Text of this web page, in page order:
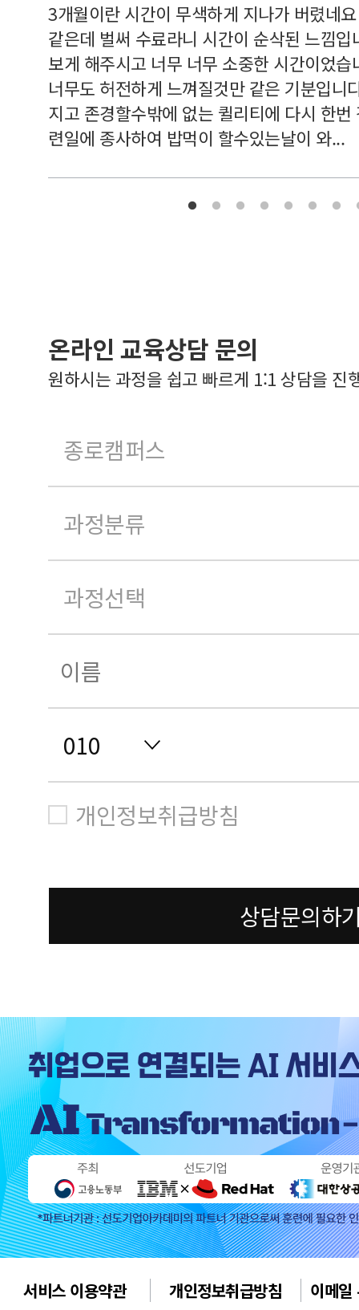
3개월이란 시간이 무색하게 지나가 버렸네
같은데 벌써 수료라니 시간이 순삭된 느낌
보게 해주시고 너무 너무 소중한 시간이었
너무도 허전하게 느껴질것만 같은 기분입니
지고 존경할수밖에 없는 퀼리티에 다시 한
련일에 종사하여 밥먹이 할수있는날이 와...
온라인 교육상담 문의
원하시는 과정을 쉽고 빠르게 1:1 상담을 진
개인정보취급방침
상담문의하
서비스 이용약관 개인정보취급방침 이메일